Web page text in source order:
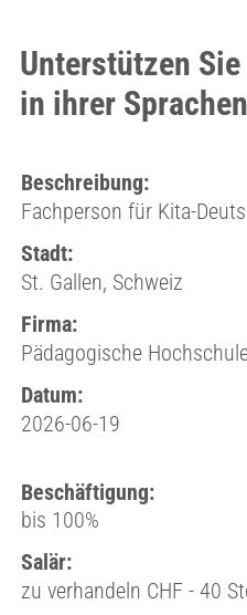
Unterstützen
in ihrer
Beschreibung:
Fachperson für Kita-
Stadt:
St. Gallen, Schweiz
Firma:
Pädagogische
Datum:
2026-06-19
Beschäftigung:
bis 100%
Salär:
zu verhandeln CHF - 40